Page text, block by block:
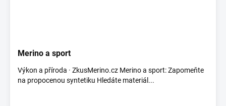
Merino a sport
Výkon a příroda · ZkusMerino.cz Merino a sport: Zapomeňte
na propocenou syntetiku Hledáte materiál...